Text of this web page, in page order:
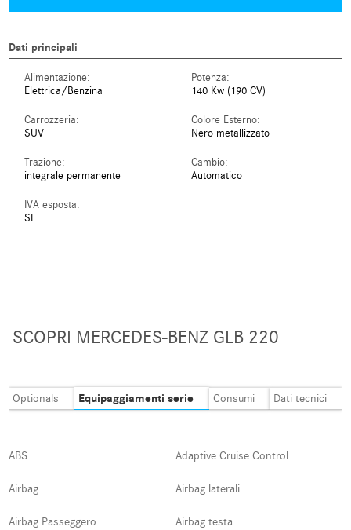
Dati principali
Alimentazione:
Elettrica/Benzina
Potenza:
140 Kw (190 CV)
Carrozzeria:
SUV
Colore Esterno:
Nero metallizzato
Trazione:
integrale permanente
Cambio:
Automatico
IVA esposta:
SI
SCOPRI MERCEDES-BENZ GLB 220
Optionals Equipaggiamenti serie Consumi Dati tecnici
ABS Adaptive Cruise Control
Airbag Airbag laterali
Airbag Passeggero Airbag testa